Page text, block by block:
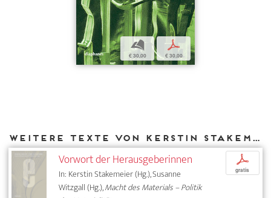
b
€ 30,00
p
€ 30,00
Weitere Texte von Kerstin Stakemeier bei DIAPHANES
Vorwort der Herausgeberinnen
In: Kerstin Stakemeier (Hg.), Susanne
Witzgall (Hg.),Macht des Materials – Politik
p
gratis